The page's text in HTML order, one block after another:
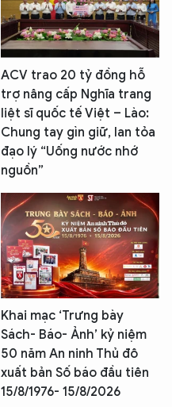
ACV trao 20 tỷ đồng hỗ
trợ nâng cấp Nghĩa trang
liệt sĩ quốc tế Việt – Lào:
Chung tay gìn giữ, lan tỏa
đạo lý “Uống nước nhớ
nguồn”
Khai mạc ‘Trưng bày
Sách- Báo- Ảnh’ kỷ niệm
50 năm An ninh Thủ đô
xuất bản Số báo đầu tiên
15/8/1976- 15/8/2026